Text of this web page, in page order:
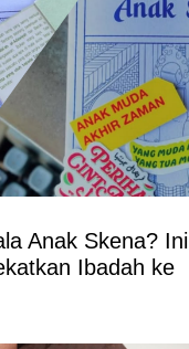
Anak Skena? Ini
Ibadah ke